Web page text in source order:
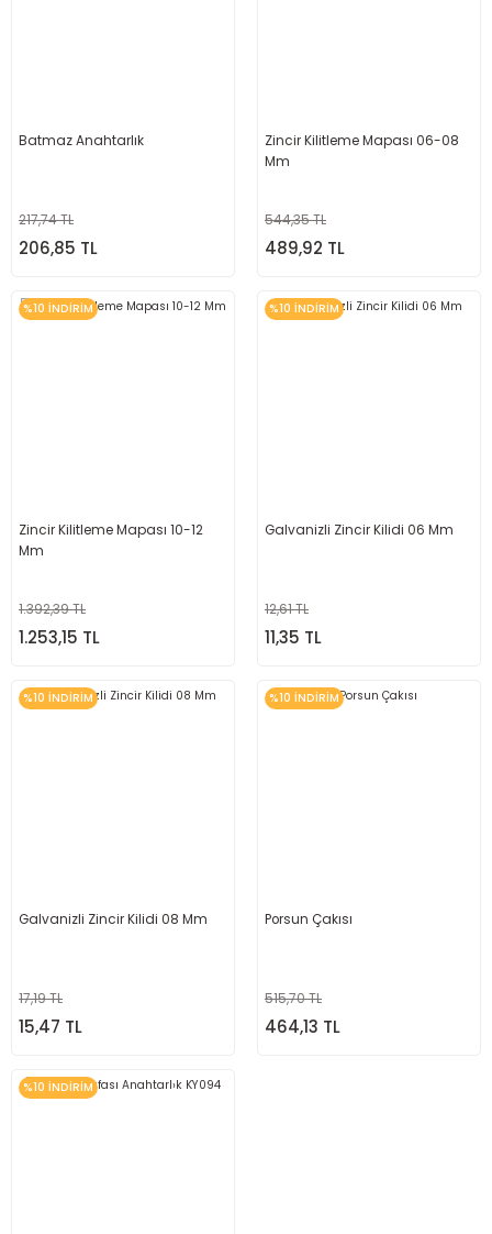
Batmaz Anahtarlık
217,74 TL
206,85 TL
Zincir Kilitleme Mapası 06-08
Mm
544,35 TL
489,92 TL
%10 İNDİRİM
Zincir Kilitleme Mapası 10-12
Mm
1.392,39 TL
1.253,15 TL
%10 İNDİRİM
Galvanizli Zincir Kilidi 06 Mm
12,61 TL
11,35 TL
%10 İNDİRİM
Galvanizli Zincir Kilidi 08 Mm
17,19 TL
15,47 TL
%10 İNDİRİM
Porsun Çakısı
515,70 TL
464,13 TL
%10 İNDİRİM